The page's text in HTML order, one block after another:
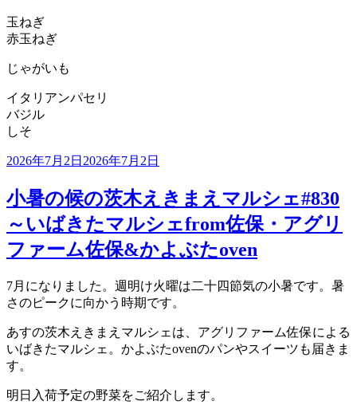
玉ねぎ
赤玉ねぎ
じゃがいも
イタリアンパセリ
バジル
しそ
投
日:
2026年7月2日 2026年7月2日
小暑の候の茨木えきまえマルシェ#830
～いばきたマルシェfrom佐保・アグリ
ファーム佐保&かよぶたoven
7月になりました。週明け火曜は二十四節気の小暑です。暑
さのピークに向かう時期です。
あすの茨木えきまえマルシェは、アグリファーム佐保による
いばきたマルシェ。かよぶたovenのパンやスイーツも届きま
す。
明日入荷予定の野菜をご紹介します。